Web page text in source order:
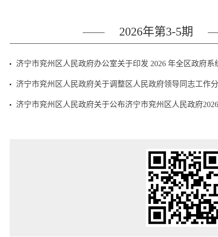
2026年第3-5期
济宁市兖州区人民政府办公室关于印发 2026 年全区政府
济宁市兖州区人民政府关于调整区人民政府领导同志工作
济宁市兖州区人民政府关于公布济宁市兖州区人民政府